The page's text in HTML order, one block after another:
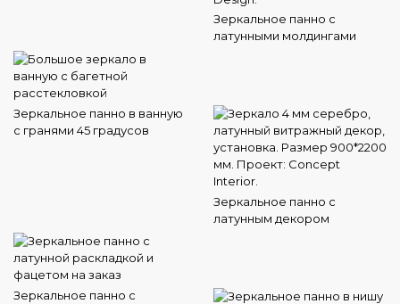
Зеркальное панно с
латунными молдингами
Зеркальное панно в ванную
с гранями 45 градусов
Зеркальное панно с
латунным декором
Зеркальное панно с